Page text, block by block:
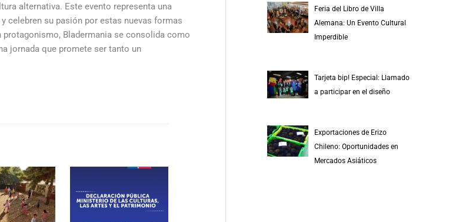
alternativa. Este evento representa una
celebren su pasión por estas nuevas formas
Bladermania se consolida como
jornada que promete ser tanto un
Feria del Libro de Villa
Alemana: Un Evento Cultural
Imperdible
Tarjeta bip! Especial: Llamado
a participar en el diseño
Exportaciones de Erizo
Chileno: Oportunidades en
Mercados Asiáticos